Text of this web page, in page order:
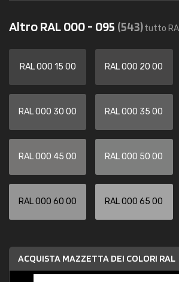
Altro RAL 000 - 095 (543)tutto
RAL 000 15 00 RAL 000 20 00
RAL 000 30 00 RAL 000 35 00
RAL 000 45 00 RAL 000 50 00
RAL 000 60 00 RAL 000 65 00
ACQUISTA MAZZETTA DEI COLORI RAL